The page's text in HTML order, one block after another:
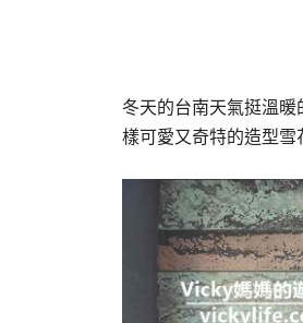
冬天的台南天氣挺溫
樣可愛又奇特的造型雪